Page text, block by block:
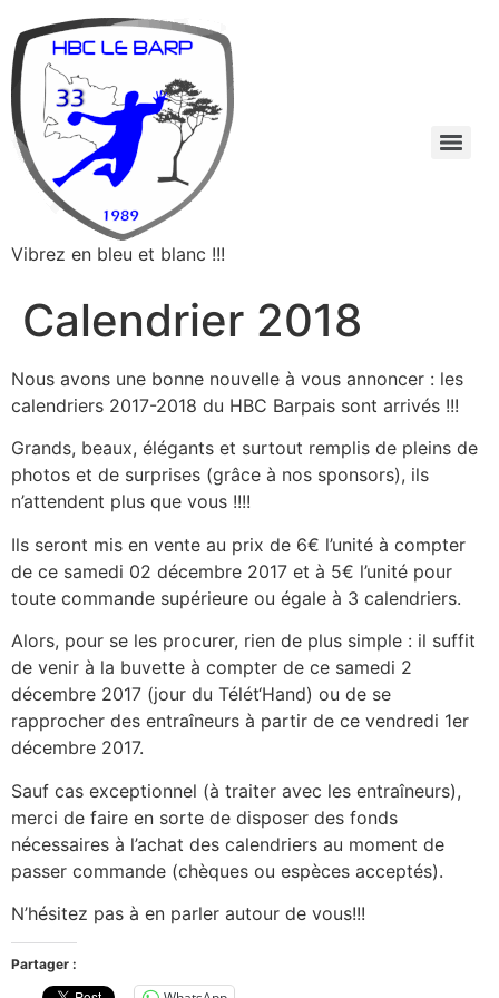
Vibrez en bleu et blanc !!!
Calendrier 2018
Nous avons une bonne nouvelle à vous annoncer : les
calendriers 2017-2018 du HBC Barpais sont arrivés !!!
Grands, beaux, élégants et surtout remplis de pleins de
photos et de surprises (grâce à nos sponsors), ils
n’attendent plus que vous !!!!
Ils seront mis en vente au prix de 6€ l’unité à compter
de ce samedi 02 décembre 2017 et à 5€ l’unité pour
toute commande supérieure ou égale à 3 calendriers.
Alors, pour se les procurer, rien de plus simple : il suffit
de venir à la buvette à compter de ce samedi 2
décembre 2017 (jour du Télét‘Hand) ou de se
rapprocher des entraîneurs à partir de ce vendredi 1er
décembre 2017.
Sauf cas exceptionnel (à traiter avec les entraîneurs),
merci de faire en sorte de disposer des fonds
nécessaires à l’achat des calendriers au moment de
passer commande (chèques ou espèces acceptés).
N’hésitez pas à en parler autour de vous!!!
Partager :